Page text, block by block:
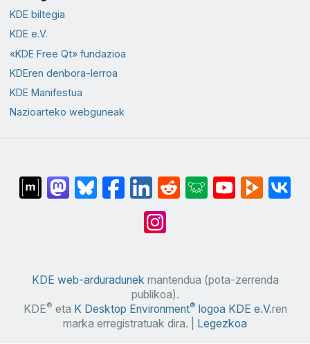
KDE biltegia
KDE e.V.
«KDE Free Qt» fundazioa
KDEren denbora-lerroa
KDE Manifestua
Nazioarteko webguneak
KDE web-arduradunek mantendua (pota-zerrenda
publikoa).
KDE® eta K Desktop Environment® logoa KDE e.V.ren
marka erregistratuak dira. | Legezkoa